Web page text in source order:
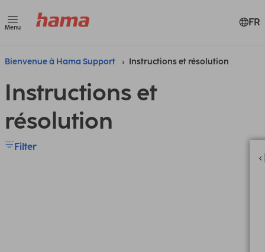
Menu FR
Bienvenue à Hama Support Instructions et résolution
Instructions et
résolution
Filter